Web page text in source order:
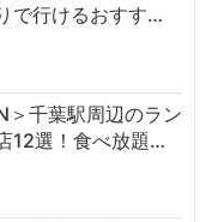
で行けるおすす…
＞千葉駅周辺のラン
12選！食べ放題…